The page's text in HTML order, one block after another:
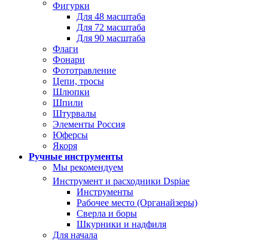
Фигурки
Для 48 масштаба
Для 72 масштаба
Для 90 масштаба
Флаги
Фонари
Фототравление
Цепи, тросы
Шлюпки
Шпили
Штурвалы
Элементы Россия
Юферсы
Якоря
Ручные инструменты
Мы рекомендуем
Инструмент и расходники Dspiae
Инструменты
Рабочее место (Органайзеры)
Сверла и боры
Шкурники и надфиля
Для начала